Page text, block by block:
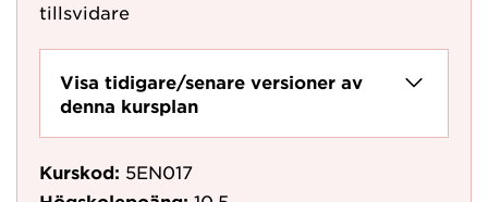
tillsvidare
Visa tidigare/senare versioner av
denna kursplan
Kurskod: 5EN017